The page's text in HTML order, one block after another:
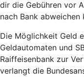
dir die Gebühren vor
nach Bank abweichen
Die Möglichkeit Geld
Geldautomaten und
Raiffeisenbank zur
verlangt die